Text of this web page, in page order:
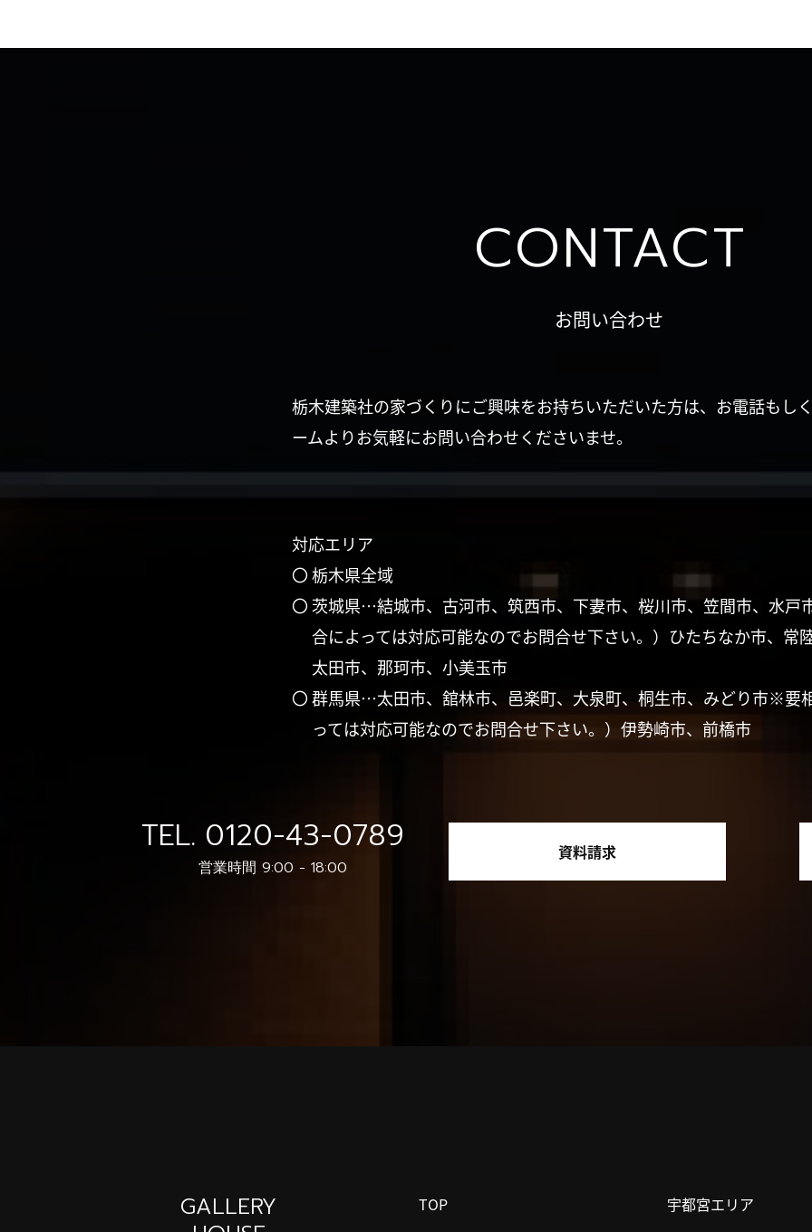
CONTACT
お問い合わせ
栃木建築社の家づくりにご興味をお持ちいただいた方は、お電話もし
ームよりお気軽にお問い合わせくださいませ。
対応エリア
〇 栃木県全域
〇 茨城県…結城市、古河市、筑西市、下妻市、桜川市、笠間市、水
合によっては対応可能なのでお問合せ下さい。）ひたちなか市、常
太田市、那珂市、小美玉市
〇 群馬県…太田市、舘林市、邑楽町、大泉町、桐生市、みどり市※要
っては対応可能なのでお問合せ下さい。）伊勢崎市、前橋市
TEL. 0120-43-0789
営業時間 9:00 - 18:00
資料請求
GALLERY
TOP
宇都宮エリア